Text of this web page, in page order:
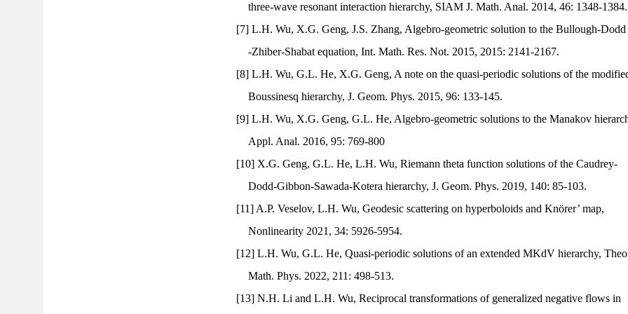
three-wave resonant interaction hierarchy, SIAM J. Math. Anal. 2014, 46: 1348-1384.
[7] L.H. Wu, X.G. Geng, J.S. Zhang, Algebro-geometric solution to the Bullough-Dodd
-Zhiber-Shabat equation, Int. Math. Res. Not. 2015, 2015: 2141-2167.
[8] L.H. Wu, G.L. He, X.G. Geng, A note on the quasi-periodic solutions of the
Boussinesq hierarchy, J. Geom. Phys. 2015, 96: 133-145.
[9] L.H. Wu, X.G. Geng, G.L. He, Algebro-geometric solutions to the Manakov
Appl. Anal. 2016, 95: 769-800
[10] X.G. Geng, G.L. He, L.H. Wu, Riemann theta function solutions of the Caudrey-
Dodd-Gibbon-Sawada-Kotera hierarchy, J. Geom. Phys. 2019, 140: 85-103.
[11] A.P. Veselov, L.H. Wu, Geodesic scattering on hyperboloids and Knörer’ map,
Nonlinearity 2021, 34: 5926-5954.
[12] L.H. Wu, G.L. He, Quasi-periodic solutions of an extended MKdV hierarchy,
Math. Phys. 2022, 211: 498-513.
[13] N.H. Li and L.H. Wu, Reciprocal transformations of generalized negative flows in